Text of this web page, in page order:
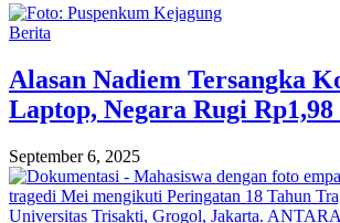
Berita
Alasan Nadiem Tersangka
Laptop, Negara Rugi
September 6, 2025